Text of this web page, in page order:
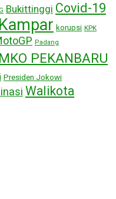
Bukittinggi Covid-19
Kampar korupsi KPK
Padang
PEKANBARU
Presiden Jokowi
Walikota